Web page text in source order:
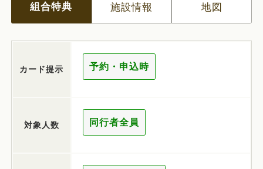
組合特典 施設情報 地図
カード提示 予約・申込時
対象人数 同行者全員